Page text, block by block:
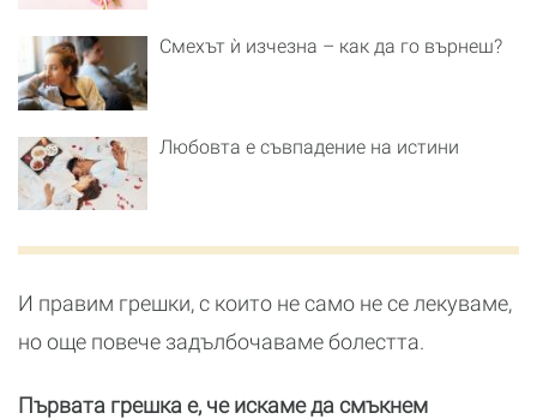
Смехът ѝ изчезна – как да го върнеш?
Любовта е съвпадение на истини
И правим грешки, с които не само не се лекуваме,
но още повече задълбочаваме болестта.
Първата грешка е, че искаме да смъкнем